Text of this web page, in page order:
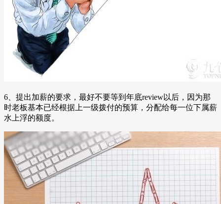
6、提出加薪的要求，最好不要等到年底review以后，因为那
时老板基本已经根据上一级拨付的预算，分配给每一位下属薪
水上浮的额度。